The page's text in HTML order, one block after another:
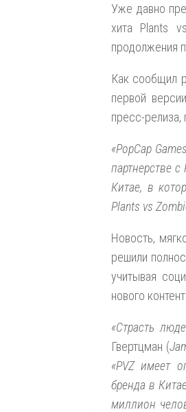
Уже давно
хита Plants
продолжения
Как сообщил
первой
пресс-релиза,
«PopCap
партнерстве
Китае, в
Plants vs
Новость,
решили
учитывая
нового
«Страсть
Гвертцман (
«PVZ имеет
бренда в
миллион